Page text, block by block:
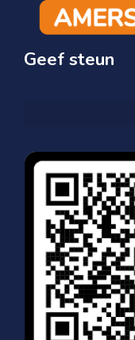
Geef steun